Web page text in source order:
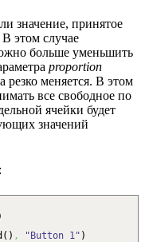
значение, принятое
В этом случае
больше уменьшить
proportion
резко меняется. В этом
все свободное по
ячейки будет
значений
( ) , "Button 1" )